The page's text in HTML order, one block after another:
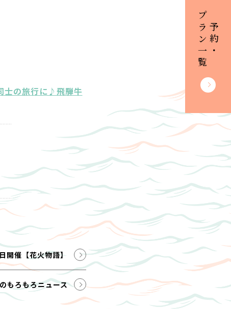
ご予約・
プラン一覧
士の旅行に♪飛騨牛
開催【花火物語】
もろもろニュース